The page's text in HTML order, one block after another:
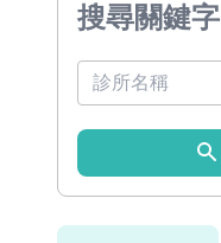
搜尋關鍵字